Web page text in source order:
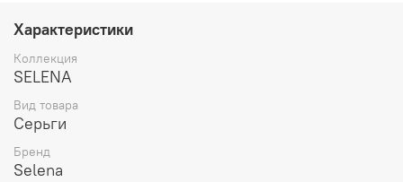
Характеристики
Коллекция
SELENA
Вид товара
Серьги
Бренд
Selena